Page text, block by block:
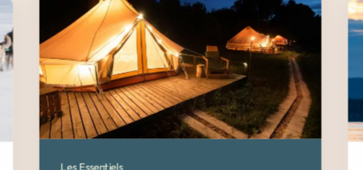
Les Essentiels